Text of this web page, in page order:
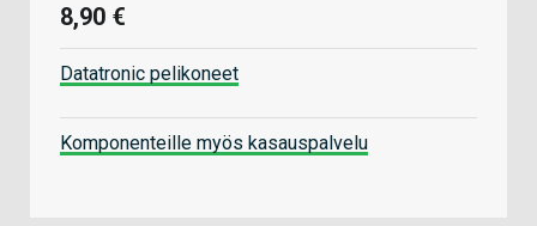
8,90 €
Datatronic pelikoneet
Komponenteille myös kasauspalvelu